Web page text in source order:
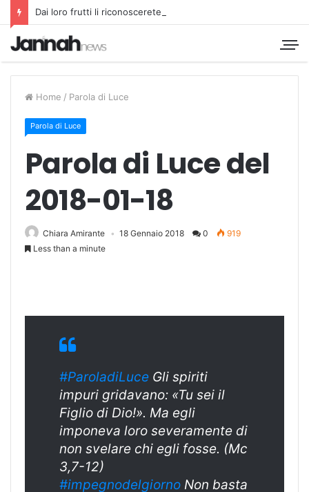
Dai loro frutti li riconoscerete
Home / Parola di Luce
Parola di Luce
Parola di Luce del
2018-01-18
Chiara Amirante 18 Gennaio 2018 0
919
Less than a minute
#ParoladiLuce Gli spiriti
impuri gridavano: «Tu sei il
Figlio di Dio!». Ma egli
imponeva loro severamente di
non svelare chi egli fosse. (Mc
3,7-12)
#impegnodelgiorno Non basta